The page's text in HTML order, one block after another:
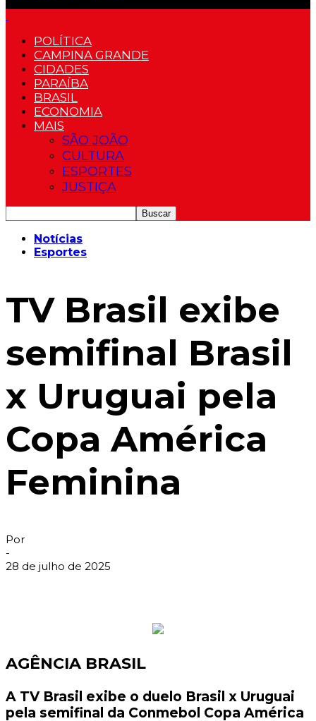
POLÍTICA
CAMPINA GRANDE
CIDADES
PARAÍBA
BRASIL
ECONOMIA
MAIS
SÃO JOÃO
CULTURA
ESPORTES
JUSTIÇA
Notícias
Esportes
TV Brasil exibe
semifinal Brasil
x Uruguai pela
Copa América
Feminina
Por
-
28 de julho de 2025
AGÊNCIA BRASIL
A TV Brasil exibe o duelo Brasil x Uruguai
pela semifinal da Conmebol Copa América